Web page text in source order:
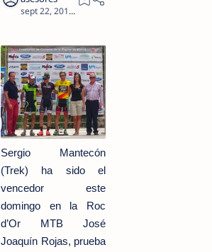
Sergio Mantecón
(Trek) ha sido el
vencedor este
domingo en la Roc
d’Or MTB José
Joaquín Rojas, prueba